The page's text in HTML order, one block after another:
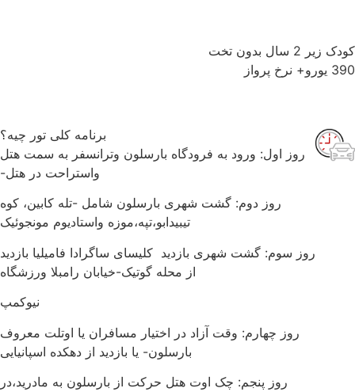
زیر 2 سال بدون تخت
نرخ پرواز
برنامه کلی تور چیه؟
روز اول: ورود به فرودگاه بارسلون وترانسفر به سمت هتل
واستراحت در هتل-
روز دوم: گشت شهری بارسلون شامل -تله کابین، کوه
تیبیدابو،تپه،موزه واستادیوم مونجوئیک
روز سوم: گشت شهری بازدید کلیسای ساگرادا فامیلیا بازدید
از محله گوتیک-خیابان رامبلا ورزشگاه
نیوکمپ
روز چهارم: وقت آزاد در اختیار مسافران یا اوتلت معروف
بارسلون- یا بازدید از دهکده اسپانیایی
روز پنجم: چک اوت هتل حرکت از بارسلون به مادرید،در